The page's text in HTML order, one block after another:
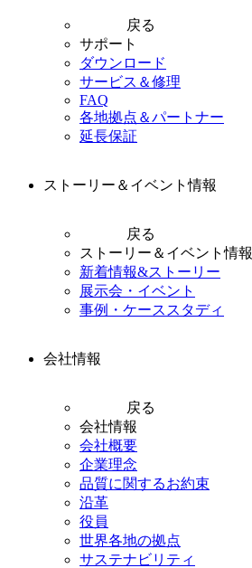
戻る
サポート
ダウンロード
サービス＆修理
FAQ
各地拠点＆パートナー
延長保証
ストーリー＆イベント情報
戻る
ストーリー＆イベント情報
新着情報&ストーリー
展示会・イベント
事例・ケーススタディ
会社情報
戻る
会社情報
会社概要
企業理念
品質に関するお約束
沿革
役員
世界各地の拠点
サステナビリティ